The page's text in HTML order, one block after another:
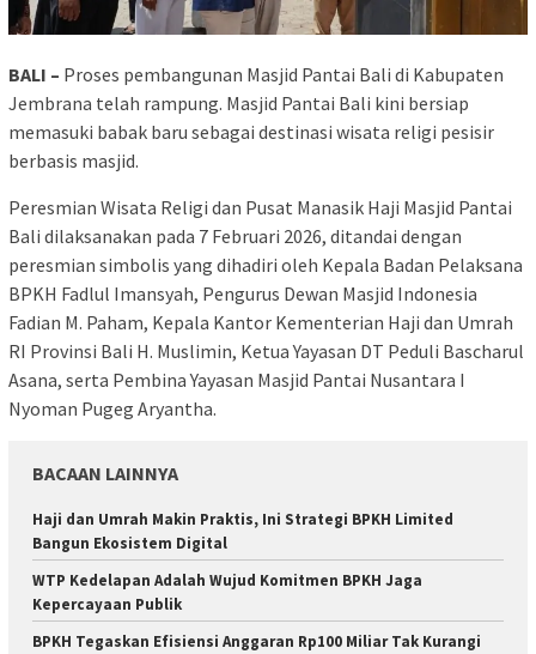
BALI – Proses pembangunan Masjid Pantai Bali di Kabupaten
Jembrana telah rampung. Masjid Pantai Bali kini bersiap
memasuki babak baru sebagai destinasi wisata religi pesisir
berbasis masjid.
Peresmian Wisata Religi dan Pusat Manasik Haji Masjid Pantai
Bali dilaksanakan pada 7 Februari 2026, ditandai dengan
peresmian simbolis yang dihadiri oleh Kepala Badan Pelaksana
BPKH Fadlul Imansyah, Pengurus Dewan Masjid Indonesia
Fadian M. Paham, Kepala Kantor Kementerian Haji dan Umrah
RI Provinsi Bali H. Muslimin, Ketua Yayasan DT Peduli Bascharul
Asana, serta Pembina Yayasan Masjid Pantai Nusantara I
Nyoman Pugeg Aryantha.
BACAAN LAINNYA
Haji dan Umrah Makin Praktis, Ini Strategi BPKH Limited
Bangun Ekosistem Digital
WTP Kedelapan Adalah Wujud Komitmen BPKH Jaga
Kepercayaan Publik
BPKH Tegaskan Efisiensi Anggaran Rp100 Miliar Tak Kurangi